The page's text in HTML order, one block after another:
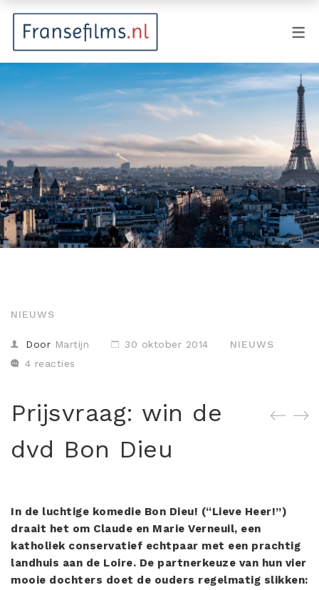
Animatie
Documentaire
Drama
Fantasy
Horror
Misdaad
Musical
Romantische komedie
Thriller
NIEUWS
Door Martijn 30 oktober 2014
NIEUWS
4 reacties
Prijsvraag: win de
dvd Bon Dieu
In de luchtige komedie Bon Dieu! (“Lieve Heer!”)
draait het om Claude en Marie Verneuil, een
katholiek conservatief echtpaar met een prachtig
landhuis aan de Loire. De partnerkeuze van hun vier
mooie dochters doet de ouders regelmatig slikken: